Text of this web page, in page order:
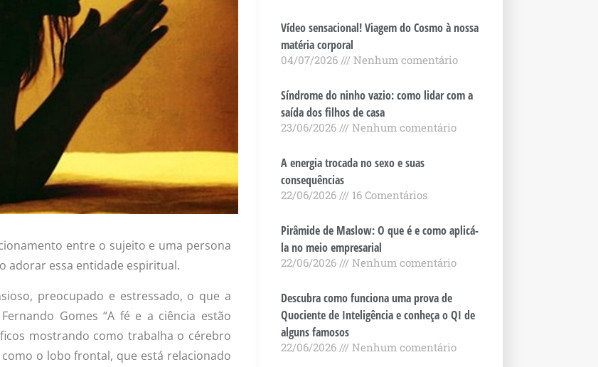
entre o sujeito e uma persona
adorar essa entidade espiritual.
preocupado e estressado, o que a
Gomes “A fé e a ciência estão
mostrando como trabalha o cérebro
o lobo frontal, que está relacionado
Vídeo sensacional! Viagem do Cosmo à nossa
matéria corporal
04/07/2026 Nenhum comentário
Síndrome do ninho vazio: como lidar com a
saída dos filhos de casa
23/06/2026 Nenhum comentário
A energia trocada no sexo e suas
consequências
22/06/2026 16 Comentários
Pirâmide de Maslow: O que é e como aplicá-
la no meio empresarial
22/06/2026 Nenhum comentário
Descubra como funciona uma prova de
Quociente de Inteligência e conheça o QI de
alguns famosos
22/06/2026 Nenhum comentário